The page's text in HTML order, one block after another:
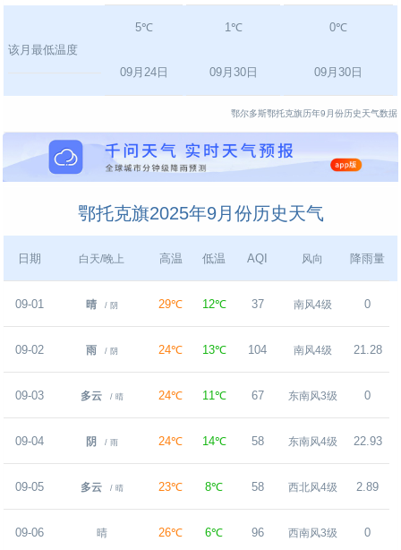
该月最低温度
5℃
09月24日
1℃
09月30日
0℃
09月30日
鄂尔多斯鄂托克旗历年9月份历史天气数据
鄂托克旗2025年9月份历史天气
日期 白天/晚上 高温 低温 AQI 风向 降雨量
09-01 晴 / 阴 29℃ 12℃ 37 南风4级 0
09-02 雨 / 阴 24℃ 13℃ 104 南风4级 21.28
09-03 多云 / 晴 24℃ 11℃ 67 东南风3级 0
09-04 阴 / 雨 24℃ 14℃ 58 东南风4级 22.93
09-05 多云 / 晴 23℃ 8℃ 58 西北风4级 2.89
09-06 晴 26℃ 6℃ 96 西南风3级 0